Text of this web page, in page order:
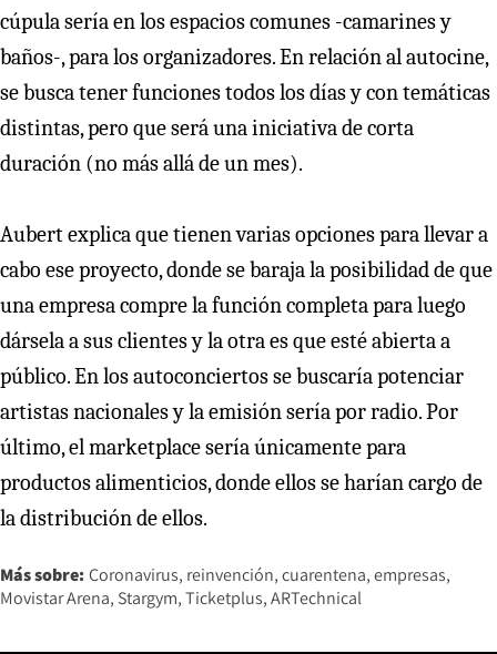
cúpula sería en los espacios comunes -camarines y
baños-, para los organizadores. En relación al autocine,
se busca tener funciones todos los días y con temáticas
distintas, pero que será una iniciativa de corta
duración (no más allá de un mes).
Aubert explica que tienen varias opciones para llevar a
cabo ese proyecto, donde se baraja la posibilidad de que
una empresa compre la función completa para luego
dársela a sus clientes y la otra es que esté abierta a
público. En los autoconciertos se buscaría potenciar
artistas nacionales y la emisión sería por radio. Por
último, el marketplace sería únicamente para
productos alimenticios, donde ellos se harían cargo de
la distribución de ellos.
Más sobre: Coronavirus reinvención cuarentena empresas
Movistar Arena Stargym Ticketplus ARTechnical